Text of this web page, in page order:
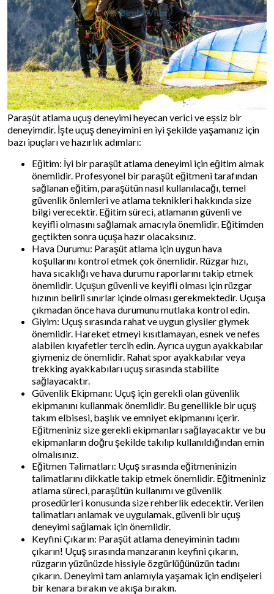
Paraşüt atlama uçuş deneyimi heyecan verici ve eşsiz bir
deneyimdir. İşte uçuş deneyimini en iyi şekilde yaşamanız için
bazı ipuçları ve hazırlık adımları:
Eğitim: İyi bir paraşüt atlama deneyimi için eğitim almak
önemlidir. Profesyonel bir paraşüt eğitmeni tarafından
sağlanan eğitim, paraşütün nasıl kullanılacağı, temel
güvenlik önlemleri ve atlama teknikleri hakkında size
bilgi verecektir. Eğitim süreci, atlamanın güvenli ve
keyifli olmasını sağlamak amacıyla önemlidir. Eğitimden
geçtikten sonra uçuşa hazır olacaksınız.
Hava Durumu: Paraşüt atlama için uygun hava
koşullarını kontrol etmek çok önemlidir. Rüzgar hızı,
hava sıcaklığı ve hava durumu raporlarını takip etmek
önemlidir. Uçuşun güvenli ve keyifli olması için rüzgar
hızının belirli sınırlar içinde olması gerekmektedir. Uçuşa
çıkmadan önce hava durumunu mutlaka kontrol edin.
Giyim: Uçuş sırasında rahat ve uygun giysiler giymek
önemlidir. Hareket etmeyi kısıtlamayan, esnek ve nefes
alabilen kıyafetler tercih edin. Ayrıca uygun ayakkabılar
giymeniz de önemlidir. Rahat spor ayakkabılar veya
trekking ayakkabıları uçuş sırasında stabilite
sağlayacaktır.
Güvenlik Ekipmanı: Uçuş için gerekli olan güvenlik
ekipmanını kullanmak önemlidir. Bu genellikle bir uçuş
takım elbisesi, başlık ve emniyet ekipmanını içerir.
Eğitmeniniz size gerekli ekipmanları sağlayacaktır ve bu
ekipmanların doğru şekilde takılıp kullanıldığından emin
olmalısınız.
Eğitmen Talimatları: Uçuş sırasında eğitmeninizin
talimatlarını dikkatle takip etmek önemlidir. Eğitmeniniz
atlama süreci, paraşütün kullanımı ve güvenlik
prosedürleri konusunda size rehberlik edecektir. Verilen
talimatları anlamak ve uygulamak, güvenli bir uçuş
deneyimi sağlamak için önemlidir.
Keyfini Çıkarın: Paraşüt atlama deneyiminin tadını
çıkarın! Uçuş sırasında manzaranın keyfini çıkarın,
rüzgarın yüzünüzde hissiyle özgürlüğünüzün tadını
çıkarın. Deneyimi tam anlamıyla yaşamak için endişeleri
bir kenara bırakın ve akışa bırakın.